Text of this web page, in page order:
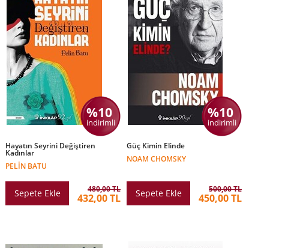
%10
indirimli
Hayatın Seyrini Değiştiren
Kadınlar
PELIN BATU
Sepete Ekle 480,00 TL
432,00 TL
%10
indirimli
Güç Kimin Elinde
NOAM CHOMSKY
Sepete Ekle 500,00 TL
450,00 TL